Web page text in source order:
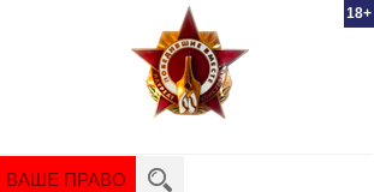
18+
ВАШЕ ПРАВО